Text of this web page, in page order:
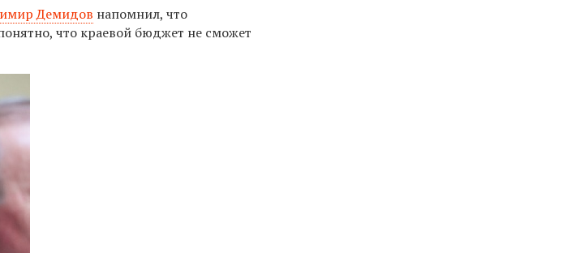
Демидов напомнил, что
что краевой бюджет не сможет